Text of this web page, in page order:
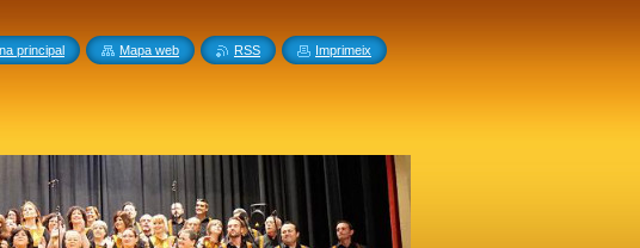
principal Mapa web RSS Imprimeix